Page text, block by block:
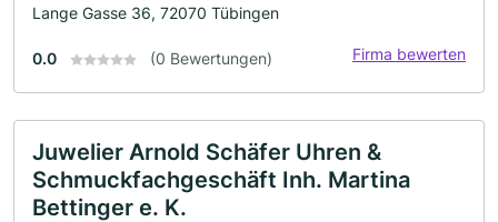
Lange Gasse 36, 72070 Tübingen
0.0 (0 Bewertungen) Firma bewerten
Juwelier Arnold Schäfer Uhren &
Schmuckfachgeschäft Inh. Martina
Bettinger e. K.